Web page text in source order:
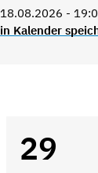
18.08.2026 -
in Kalender
29